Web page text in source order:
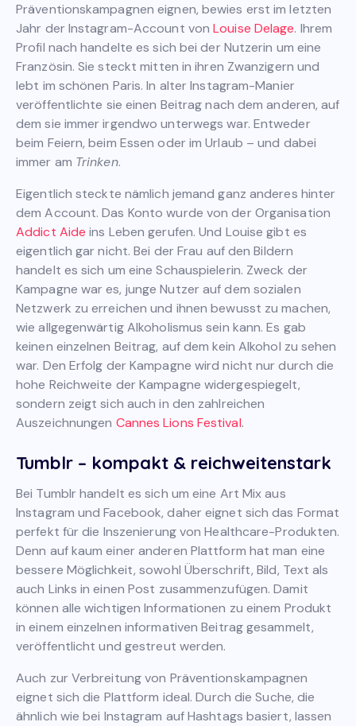
Präventionskampagnen eignen, bewies erst im letzten
Jahr der Instagram-Account vonLouise Delage. Ihrem
Profil nach handelte es sich bei der Nutzerin um eine
Französin. Sie steckt mitten in ihren Zwanzigern und
lebt im schönen Paris. In alter Instagram-Manier
veröffentlichte sie einen Beitrag nach dem anderen, auf
dem sie immer irgendwo unterwegs war. Entweder
beim Feiern, beim Essen oder im Urlaub – und dabei
immer am Trinken.
Eigentlich steckte nämlich jemand ganz anderes hinter
dem Account. Das Konto wurde von der Organisation
Addict Aide ins Leben gerufen. Und Louise gibt es
eigentlich gar nicht. Bei der Frau auf den Bildern
handelt es sich um eine Schauspielerin. Zweck der
Kampagne war es, junge Nutzer auf dem sozialen
Netzwerk zu erreichen und ihnen bewusst zu machen,
wie allgegenwärtig Alkoholismus sein kann. Es gab
keinen einzelnen Beitrag, auf dem kein Alkohol zu sehen
war. Den Erfolg der Kampagne wird nicht nur durch die
hohe Reichweite der Kampagne widergespiegelt,
sondern zeigt sich auch in den zahlreichen
Auszeichnungen Cannes Lions Festival.
Tumblr – kompakt & reichweitenstark
Bei Tumblr handelt es sich um eine Art Mix aus
Instagram und Facebook, daher eignet sich das Format
perfekt für die Inszenierung von Healthcare-Produkten.
Denn auf kaum einer anderen Plattform hat man eine
bessere Möglichkeit, sowohl Überschrift, Bild, Text als
auch Links in einen Post zusammenzufügen. Damit
können alle wichtigen Informationen zu einem Produkt
in einem einzelnen informativen Beitrag gesammelt,
veröffentlicht und gestreut werden.
Auch zur Verbreitung von Präventionskampagnen
eignet sich die Plattform ideal. Durch die Suche, die
ähnlich wie bei Instagram auf Hashtags basiert, lassen